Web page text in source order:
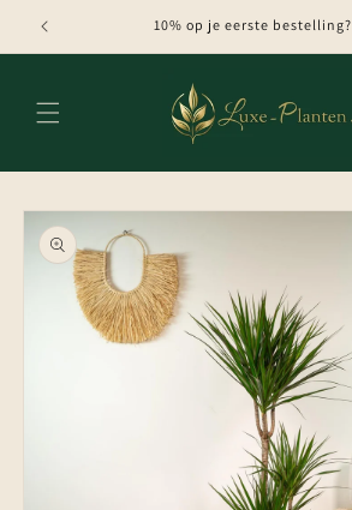
naar de
content
10% op je eerste bestelling?
direct naar